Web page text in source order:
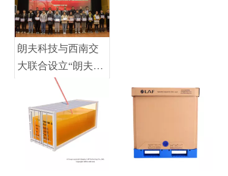
朗夫科技与西南交
大联合设立“朗夫专
项奖学金” 共同致力
于交通运输及物流
专业人才培养